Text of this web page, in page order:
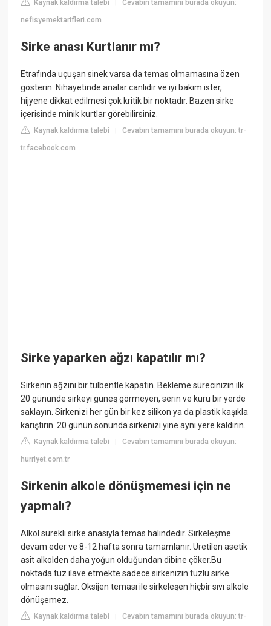
Kaynak kaldırma talebi |Cevabın tamamını burada okuyun:
nefisyemektarifleri.com
Sirke anası Kurtlanır mı?
Etrafında uçuşan sinek varsa da temas olmamasına özen
gösterin. Nihayetinde analar canlıdır ve iyi bakım ister,
hijyene dikkat edilmesi çok kritik bir noktadır. Bazen sirke
içerisinde minik kurtlar görebilirsiniz.
Kaynak kaldırma talebi |Cevabın tamamını burada okuyun: tr-
tr.facebook.com
Sirke yaparken ağzı kapatılır mı?
Sirkenin ağzını bir tülbentle kapatın. Bekleme sürecinizin ilk
20 gününde sirkeyi güneş görmeyen, serin ve kuru bir yerde
saklayın. Sirkenizi her gün bir kez silikon ya da plastik kaşıkla
karıştırın. 20 günün sonunda sirkenizi yine aynı yere kaldırın.
Kaynak kaldırma talebi |Cevabın tamamını burada okuyun:
hurriyet.com.tr
Sirkenin alkole dönüşmemesi için ne
yapmalı?
Alkol sürekli sirke anasıyla temas halindedir. Sirkeleşme
devam eder ve 8-12 hafta sonra tamamlanır. Üretilen asetik
asit alkolden daha yoğun olduğundan dibine çöker.Bu
noktada tuz ilave etmekte sadece sirkenizin tuzlu sirke
olmasını sağlar. Oksijen teması ile sirkeleşen hiçbir sıvı alkole
dönüşemez.
Kaynak kaldırma talebi |Cevabın tamamını burada okuyun: tr-